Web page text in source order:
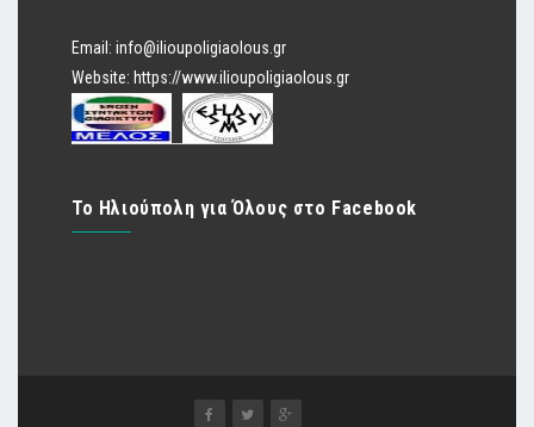
Email: info@ilioupoligiaolous.gr
Website: https://www.ilioupoligiaolous.gr
Το Ηλιούπολη για Όλους στο Facebook